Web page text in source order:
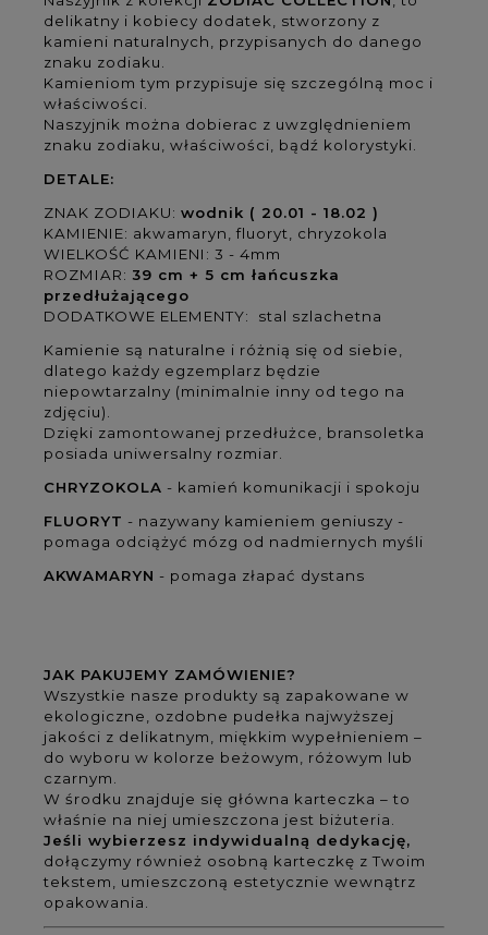
delikatny i kobiecy dodatek, stworzony z
kamieni naturalnych, przypisanych do danego
znaku zodiaku.
Kamieniom tym przypisuje się szczególną moc i
właściwości.
Naszyjnik można dobierac z uwzględnieniem
znaku zodiaku, właściwości, bądź kolorystyki.
DETALE:
ZNAK ZODIAKU: wodnik ( 20.01 - 18.02 )
KAMIENIE: akwamaryn, fluoryt, chryzokola
WIELKOŚĆ KAMIENI: 3 - 4mm
ROZMIAR: 39 cm + 5 cm łańcuszka
przedłużającego
DODATKOWE ELEMENTY: stal szlachetna
Kamienie są naturalne i różnią się od siebie,
dlatego każdy egzemplarz będzie
niepowtarzalny (minimalnie inny od tego na
zdjęciu).
Dzięki zamontowanej przedłużce, bransoletka
posiada uniwersalny rozmiar.
CHRYZOKOLA - kamień komunikacji i spokoju
FLUORYT - nazywany kamieniem geniuszy -
pomaga odciążyć mózg od nadmiernych myśli
AKWAMARYN - pomaga złapać dystans
JAK PAKUJEMY ZAMÓWIENIE?
Wszystkie nasze produkty są zapakowane w
ekologiczne, ozdobne pudełka najwyższej
jakości z delikatnym, miękkim wypełnieniem –
do wyboru w kolorze beżowym, różowym lub
czarnym.
W środku znajduje się główna karteczka – to
właśnie na niej umieszczona jest biżuteria.
Jeśli wybierzesz indywidualną dedykację,
dołączymy również osobną karteczkę z Twoim
tekstem, umieszczoną estetycznie wewnątrz
opakowania.